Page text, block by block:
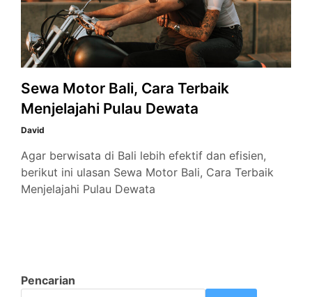
Sewa Motor Bali, Cara Terbaik
Menjelajahi Pulau Dewata
David
Agar berwisata di Bali lebih efektif dan efisien,
berikut ini ulasan Sewa Motor Bali, Cara Terbaik
Menjelajahi Pulau Dewata
Pencarian